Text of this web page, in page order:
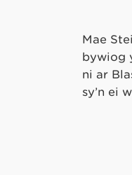
Mae
bywiog
ni ar
sy’n ei